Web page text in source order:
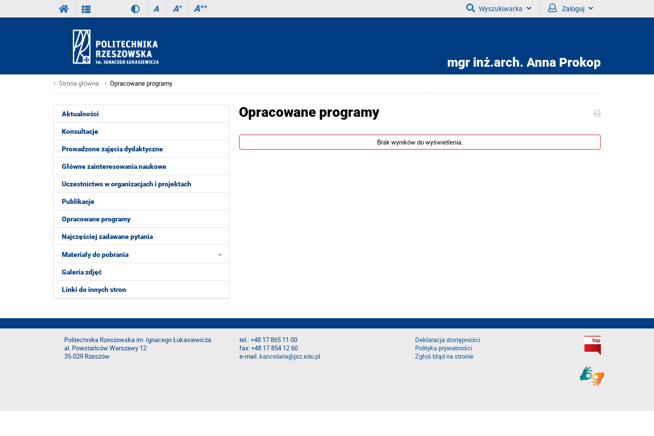
A A+ A++ Wyszukiwarka Zaloguj
mgr inż.arch. Anna Prokop
Strona główna Opracowane programy
Aktualności
Konsultacje
Prowadzone zajęcia dydaktyczne
Główne zainteresowania naukowe
Uczestnictwo w organizacjach i projektach
Publikacje
Opracowane programy
Najczęściej zadawane pytania
Materiały do pobrania
Galeria zdjęć
Linki do innych stron
Opracowane programy
Brak wyników do wyświetlenia.
Politechnika Rzeszowska im. Ignacego Łukasiewicza
al. Powstańców Warszawy 12
35-029 Rzeszów
tel.: +48 17 865 11 00
fax: +48 17 854 12 60
e-mail:kancelaria@prz.edu.pl
Deklaracja dostępności
Polityka prywatności
Zgłoś błąd na stronie